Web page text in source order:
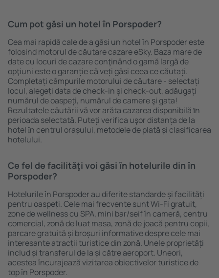
Cum pot găsi un hotel în Porspoder?
Cea mai rapidă cale de a găsi un hotel în Porspoder este
folosind motorul de căutare cazare eSky. Baza mare de
date cu locuri de cazare conţinând o gamă largă de
opţiuni este o garanție că veți găsi ceea ce căutați.
Completați câmpurile motorului de căutare - selectați
locul, alegeți data de check-in și check-out, adăugați
numărul de oaspeți, numărul de camere şi gata!
Rezultatele căutării vă vor arăta cazarea disponibilă ȋn
perioada selectată. Puteți verifica uşor distanța de la
hotel ȋn centrul orașului, metodele de plată și clasificarea
hotelului.
Ce fel de facilităţi voi găsi ȋn hotelurile din în
Porspoder?
Hotelurile în Porspoder au diferite standarde și facilități
pentru oaspeți. Cele mai frecvente sunt Wi-Fi gratuit,
zone de wellness cu SPA, mini bar/seif în cameră, centru
comercial, zonă de luat masa, zonă de joacă pentru copii,
parcare gratuită și broșuri informative despre cele mai
interesante atracții turistice din zonă. Unele proprietăți
includ și transferul de la și către aeroport. Uneori,
acestea încurajează vizitarea obiectivelor turistice de
top în Porspoder.